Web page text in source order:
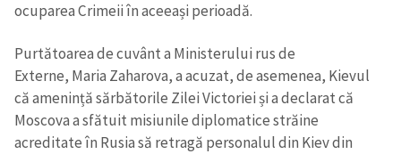
ocuparea Crimeii în aceeași perioadă.
Purtătoarea de cuvânt a Ministerului rus de
Externe, Maria Zaharova, a acuzat, de asemenea, Kievul
că amenință sărbătorile Zilei Victoriei și a declarat că
Moscova a sfătuit misiunile diplomatice străine
acreditate în Rusia să retragă personalul din Kiev din
Telefon
+ Telefon personal
Am citit și sunt de
acord cupolitica de
confidențialitate .
TRIMITE ȘTIREA